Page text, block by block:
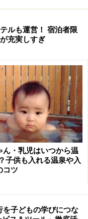
、大人6人・子ども
ルも運営！ 宿泊者限
充実しすぎ
ん・乳児はいつから温
子供も入れる温泉や入
コツ
を子どもの学びにつな